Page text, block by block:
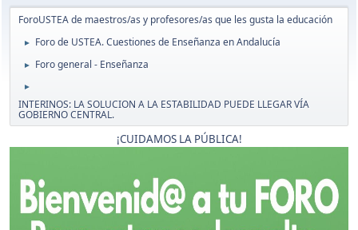
ForoUSTEA de maestros/as y profesores/as que les gusta la educación
► Foro de USTEA. Cuestiones de Enseñanza en Andalucía
► Foro general - Enseñanza
►
INTERINOS: LA SOLUCION A LA ESTABILIDAD PUEDE LLEGAR VÍA
GOBIERNO CENTRAL.
¡CUIDAMOS LA PÚBLICA!